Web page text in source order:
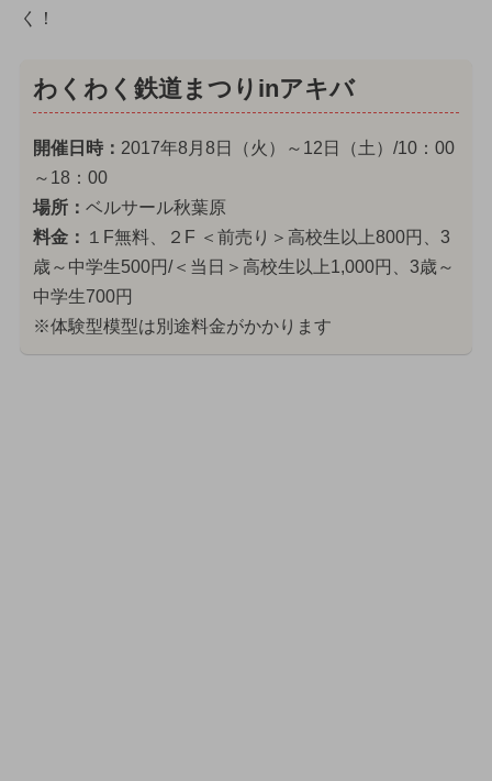
く！
わくわく鉄道まつりinアキバ
開催日時： 2017年8月8日（火）～12日（土）/10：00
～18：00
場所： ベルサール秋葉原
料金： １F無料、２F ＜前売り＞高校生以上800円、3
歳～中学生500円/＜当日＞高校生以上1,000円、3歳～
中学生700円
※体験型模型は別途料金がかかります